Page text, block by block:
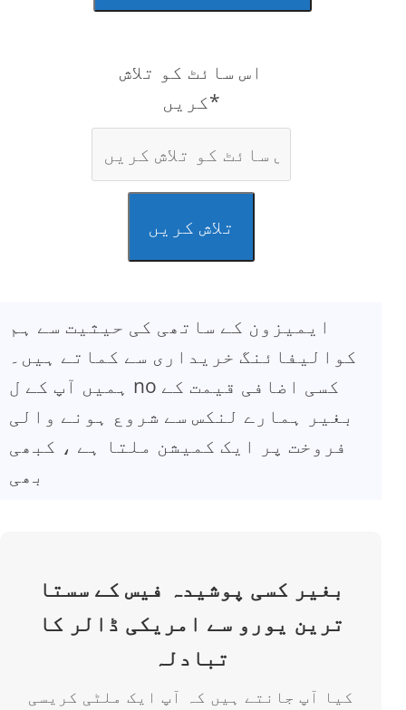
اس سائٹ کو تلاش
کریں*
تلاش کریں
ایمیزون کے ساتھی کی حیثیت سے ہم
کوالیفائنگ خریداری سے کماتے ہیں۔
ہمیں آپ کے ل no کسی اضافی قیمت کے
بغیر ہمارے لنکس سے شروع ہونے والی
فروخت پر ایک کمیشن ملتا ہے ، کبھی
بھی
بغیر کسی پوشیدہ فیس کے سستا
ترین یورو سے امریکی ڈالر کا
تبادلہ
کیا آپ جانتے ہیں کہ آپ ایک ملٹی کریسی